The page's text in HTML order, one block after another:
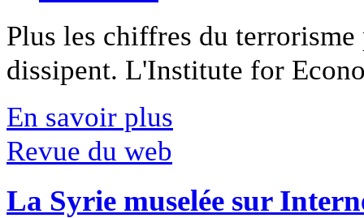
Plus les chiffres du
dissipent. L'Institute for
En savoir plus
Revue du web
La Syrie muselée sur